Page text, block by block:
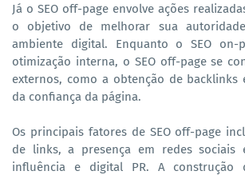
Já o SEO off-page envolve ações
o objetivo de melhorar sua
ambiente digital. Enquanto o SEO
otimização interna, o SEO off-page se
externos, como a obtenção de backlinks
da confiança da página.
Os principais fatores de SEO off-page
de links, a presença em redes sociais
influência e digital PR. A